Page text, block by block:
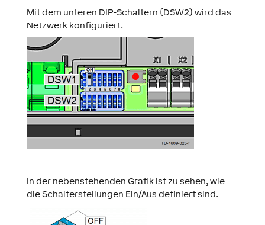
Mit dem unteren DIP-Schaltern (DSW2) wird das
Netzwerk konfiguriert.
In der nebenstehenden Grafik ist zu sehen, wie
die Schalterstellungen Ein/Aus definiert sind.